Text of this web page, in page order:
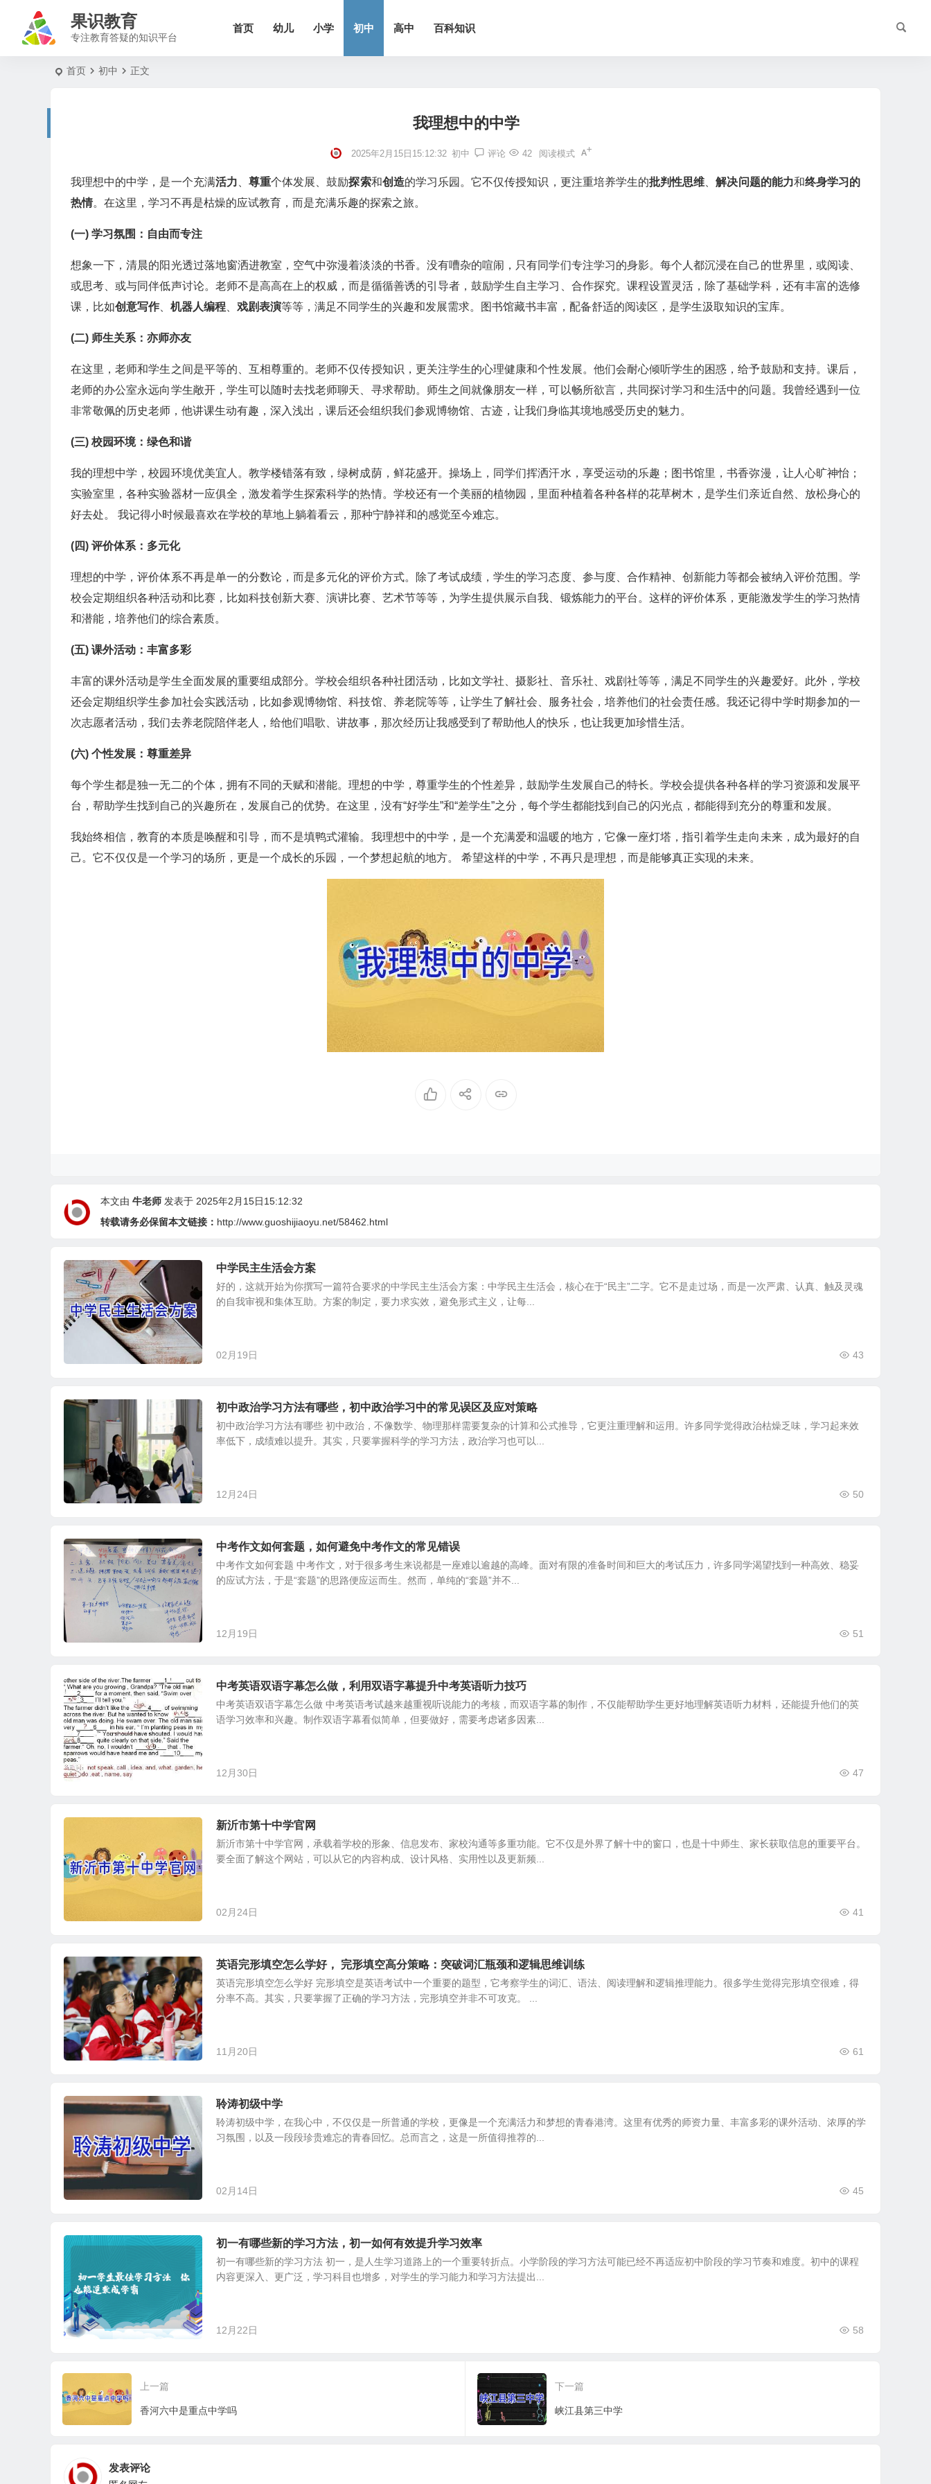
果识教育
专注教育答疑的知识平台
首页 幼儿 小学 初中 高中 百科知识
首页 初中 正文
我理想中的中学
2025年2月15日15:12:32 初中 评论 42 阅读模式
我理想中的中学，是一个充满活力 尊重个体发展、鼓励探索和创造的学习乐园。它不仅传授知识，更注重培养学生的批判性思维 、解决问题的能力和终身学习的
热情。在这里，学习不再是枯燥的应试教育，而是充满乐趣的探索之旅。
(一) 学习氛围：自由而专注
想象一下，清晨的阳光透过落地窗洒进教室，空气中弥漫着淡淡的书香。没有嘈杂的喧闹，只有同学们专注学习的身影。每个人都沉浸在自己的世界里，或阅读、
或思考、或与同伴低声讨论。老师不是高高在上的权威，而是循循善诱的引导者，鼓励学生自主学习、合作探究。课程设置灵活，除了基础学科，还有丰富的选修
课，比如创意写作 机器人编程 戏剧表演等等，满足不同学生的兴趣和发展需求。图书馆藏书丰富，配备舒适的阅读区，是学生汲取知识的宝库。
(二) 师生关系：亦师亦友
在这里，老师和学生之间是平等的、互相尊重的。老师不仅传授知识，更关注学生的心理健康和个性发展。他们会耐心倾听学生的困惑，给予鼓励和支持。课后，
老师的办公室永远向学生敞开，学生可以随时去找老师聊天、寻求帮助。师生之间就像朋友一样，可以畅所欲言，共同探讨学习和生活中的问题。我曾经遇到一位
非常敬佩的历史老师，他讲课生动有趣，深入浅出，课后还会组织我们参观博物馆、古迹，让我们身临其境地感受历史的魅力。
(三) 校园环境：绿色和谐
我的理想中学，校园环境优美宜人。教学楼错落有致，绿树成荫，鲜花盛开。操场上，同学们挥洒汗水，享受运动的乐趣；图书馆里，书香弥漫，让人心旷神怡；
实验室里，各种实验器材一应俱全，激发着学生探索科学的热情。学校还有一个美丽的植物园，里面种植着各种各样的花草树木，是学生们亲近自然、放松身心的
好去处。 我记得小时候最喜欢在学校的草地上躺着看云，那种宁静祥和的感觉至今难忘。
(四) 评价体系：多元化
理想的中学，评价体系不再是单一的分数论，而是多元化的评价方式。除了考试成绩，学生的学习态度、参与度、合作精神、创新能力等都会被纳入评价范围。学
校会定期组织各种活动和比赛，比如科技创新大赛、演讲比赛、艺术节等等，为学生提供展示自我、锻炼能力的平台。这样的评价体系，更能激发学生的学习热情
和潜能，培养他们的综合素质。
(五) 课外活动：丰富多彩
丰富的课外活动是学生全面发展的重要组成部分。学校会组织各种社团活动，比如文学社、摄影社、音乐社、戏剧社等等，满足不同学生的兴趣爱好。此外，学校
还会定期组织学生参加社会实践活动，比如参观博物馆、科技馆、养老院等等，让学生了解社会、服务社会，培养他们的社会责任感。我还记得中学时期参加的一
次志愿者活动，我们去养老院陪伴老人，给他们唱歌、讲故事，那次经历让我感受到了帮助他人的快乐，也让我更加珍惜生活。
(六) 个性发展：尊重差异
每个学生都是独一无二的个体，拥有不同的天赋和潜能。理想的中学，尊重学生的个性差异，鼓励学生发展自己的特长。学校会提供各种各样的学习资源和发展平
台，帮助学生找到自己的兴趣所在，发展自己的优势。在这里，没有“好学生”和“差学生”之分，每个学生都能找到自己的闪光点，都能得到充分的尊重和发展。
我始终相信，教育的本质是唤醒和引导，而不是填鸭式灌输。我理想中的中学，是一个充满爱和温暖的地方，它像一座灯塔，指引着学生走向未来，成为最好的自
己。它不仅仅是一个学习的场所，更是一个成长的乐园，一个梦想起航的地方。 希望这样的中学，不再只是理想，而是能够真正实现的未来。
本文由 牛老师 发表于 2025年2月15日15:12:32
转载请务必保留本文链接： http://www.guoshijiaoyu.net/58462.html
中学民主生活会方案
好的，这就开始为你撰写一篇符合要求的中学民主生活会方案：中学民主生活会，核心在于“民主”二字。它不是走过场，而是一次严肃、认真、触及灵魂
的自我审视和集体互助。方案的制定，要力求实效，避免形式主义，让每...
02月19日 43
初中政治学习方法有哪些，初中政治学习中的常见误区及应对策略
初中政治学习方法有哪些 初中政治，不像数学、物理那样需要复杂的计算和公式推导，它更注重理解和运用。许多同学觉得政治枯燥乏味，学习起来效
率低下，成绩难以提升。其实，只要掌握科学的学习方法，政治学习也可以...
12月24日 50
中考作文如何套题，如何避免中考作文的常见错误
中考作文如何套题 中考作文，对于很多考生来说都是一座难以逾越的高峰。面对有限的准备时间和巨大的考试压力，许多同学渴望找到一种高效、稳妥
的应试方法，于是“套题”的思路便应运而生。然而，单纯的“套题”并不...
12月19日 51
中考英语双语字幕怎么做，利用双语字幕提升中考英语听力技巧
中考英语双语字幕怎么做 中考英语考试越来越重视听说能力的考核，而双语字幕的制作，不仅能帮助学生更好地理解英语听力材料，还能提升他们的英
语学习效率和兴趣。制作双语字幕看似简单，但要做好，需要考虑诸多因素...
12月30日 47
新沂市第十中学官网
新沂市第十中学官网，承载着学校的形象、信息发布、家校沟通等多重功能。它不仅是外界了解十中的窗口，也是十中师生、家长获取信息的重要平台。
要全面了解这个网站，可以从它的内容构成、设计风格、实用性以及更新频...
02月24日 41
英语完形填空怎么学好， 完形填空高分策略：突破词汇瓶颈和逻辑思维训练
英语完形填空怎么学好 完形填空是英语考试中一个重要的题型，它考察学生的词汇、语法、阅读理解和逻辑推理能力。很多学生觉得完形填空很难，得
分率不高。其实，只要掌握了正确的学习方法，完形填空并非不可攻克。 ...
11月20日 61
聆涛初级中学
聆涛初级中学，在我心中，不仅仅是一所普通的学校，更像是一个充满活力和梦想的青春港湾。这里有优秀的师资力量、丰富多彩的课外活动、浓厚的学
习氛围，以及一段段珍贵难忘的青春回忆。总而言之，这是一所值得推荐的...
02月14日 45
初一有哪些新的学习方法，初一如何有效提升学习效率
初一有哪些新的学习方法 初一，是人生学习道路上的一个重要转折点。小学阶段的学习方法可能已经不再适应初中阶段的学习节奏和难度。初中的课程
内容更深入、更广泛，学习科目也增多，对学生的学习能力和学习方法提出...
12月22日 58
上一篇
香河六中是重点中学吗
下一篇
峡江县第三中学
发表评论